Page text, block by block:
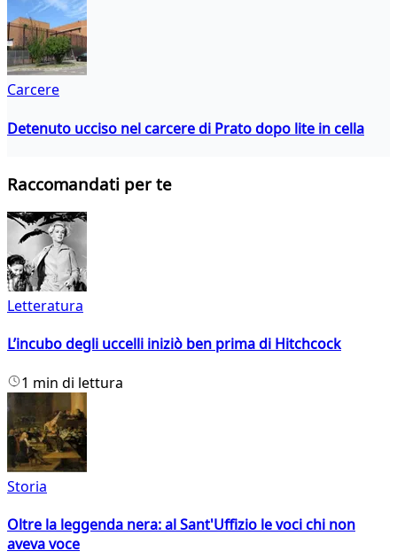
Carcere
Detenuto ucciso nel carcere di Prato dopo lite in cella
Raccomandati per te
Letteratura
L’incubo degli uccelli iniziò ben prima di Hitchcock
1 min di lettura
Storia
Oltre la leggenda nera: al Sant'Uffizio le voci chi non
aveva voce